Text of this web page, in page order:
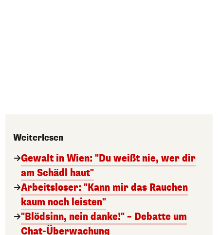
Weiterlesen
Gewalt in Wien: "Du weißt nie, wer dir
am Schädl haut"
Arbeitsloser: "Kann mir das Rauchen
kaum noch leisten"
"Blödsinn, nein danke!" – Debatte um
Chat-Überwachung